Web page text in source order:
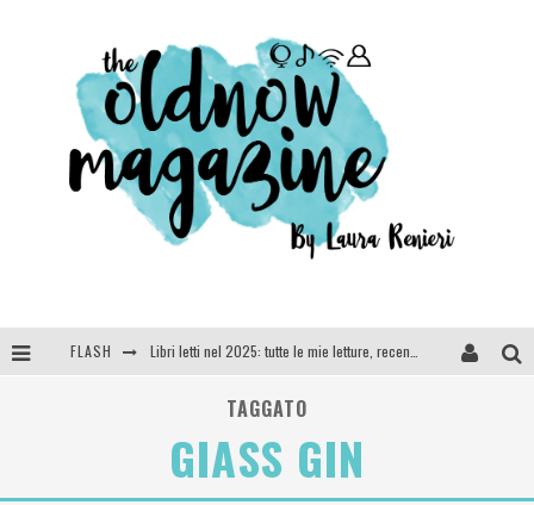
FLASH
SEE YOU AT 5 | Chanel
Anya Taylor-Joy, Jisoo e Willow Smith protagoniste della nuova campagna Dior Addict
TAGGATO
GIASS GIN